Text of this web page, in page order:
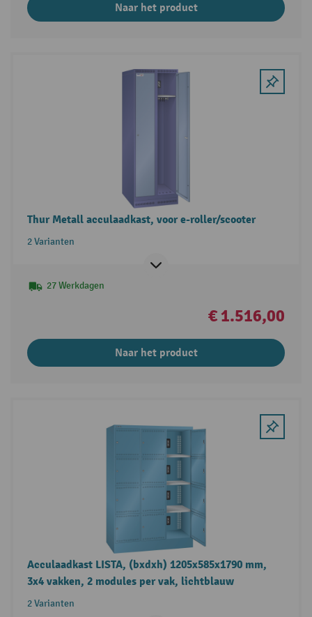
Naar het product
Thur Metall acculaadkast, voor e-roller/scooter
2 Varianten
27 Werkdagen
€ 1.516,00
Naar het product
Acculaadkast LISTA, (bxdxh) 1205x585x1790 mm,
3x4 vakken, 2 modules per vak, lichtblauw
2 Varianten